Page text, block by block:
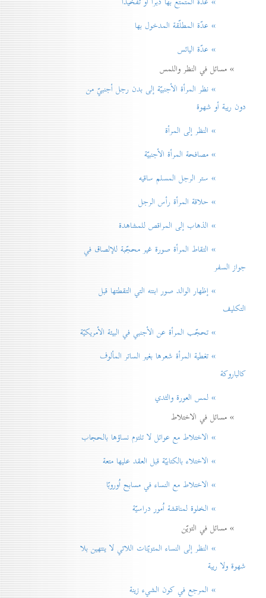
» عدّة المطلّقة المدخول بها
» عدّة اليائس
» مسائل في النظر واللمس
» نظر المرأة الأجنبيّة إلی بدن رجل أجنبيّ من
دون ريبة أو شهوة
» النظر إلی المرأة
» مصافحة المرأة الأجنبيّة
» ستر الرجل المسلم ساقيه
» حلاقة المرأة رأس الرجل
» الذهاب إلی المراقص للمشاهدة
» التقاط المرأة صورة غير محجّبة للإلصاق في
جواز السفر
» إظهار الوالد صور ابنته التي التقطتها قبل
التكليف
» تحجّب المرأة عن الأجنبي في البيئة الأمريكيّة
» تغطية المرأة شعرها بغير الساتر المألوف
كالباروكة
» لمس العورة والثدي
» مسائل في الاختلاط
» الاختلاط مع عوائل لا تلتزم نساؤها بالحجاب
» الاختلاء بالكتابيّة قبل العقد عليها متعة
» الاختلاط مع النساء في مسابح اُوروبّا
» الخلوة لمناقشة اُمور دراسيّة
» مسائل في التزيّن
» النظر إلی النساء المتزيّنات اللاتي لا ينتهين بلا
شهوة ولا ريبة
» المرجع في كون الشيء زينة